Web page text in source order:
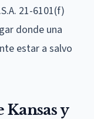
21-6101(f)
donde una
estar a salvo
Kansas y